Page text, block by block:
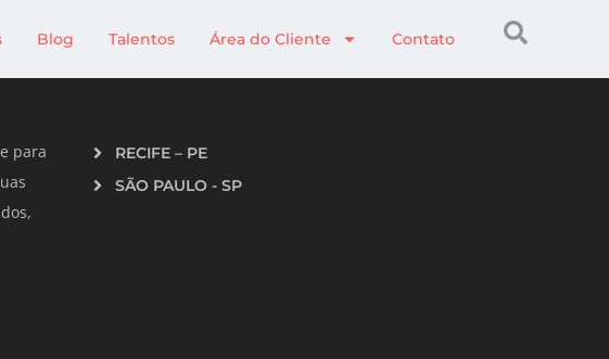
Blog Talentos Área do Cliente Contato
para
RECIFE – PE
SÃO PAULO - SP